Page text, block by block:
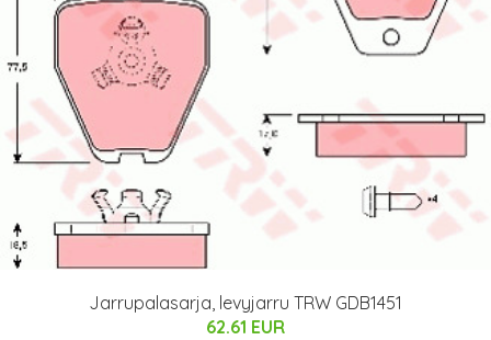
Jarrupalasarja, levyjarru TRW GDB1451
62.61 EUR